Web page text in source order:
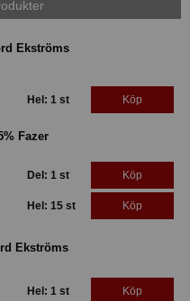
Ekströms
Hel: 1 st Köp
Fazer
Del: 1 st Köp
Hel: 15 st Köp
Ekströms
Hel: 1 st Köp